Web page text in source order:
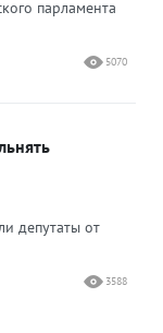
парламента
5070
депутаты от
3588